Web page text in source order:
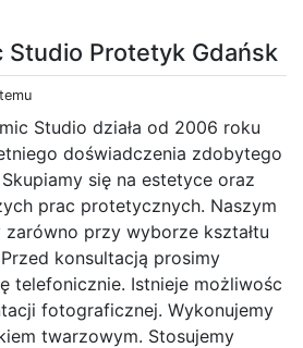
Studio Protetyk Gdańsk
Studio działa od 2006 roku
doświadczenia zdobytego
się na estetyce oraz
prac protetycznych. Naszym
przy wyborze kształtu
konsultacją prosimy
telefonicznie. Istnieje możliwośc
fotograficznej. Wykonujemy
twarzowym. Stosujemy